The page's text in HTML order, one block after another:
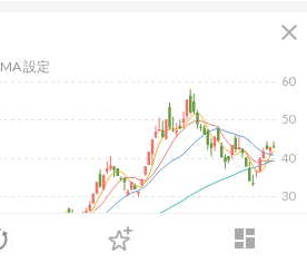
dashboard
登入
close
30
40
50
60
MA 設定